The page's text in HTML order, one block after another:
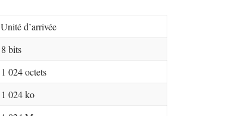
Unité d’arrivée
8 bits
1 024 octets
1 024 ko